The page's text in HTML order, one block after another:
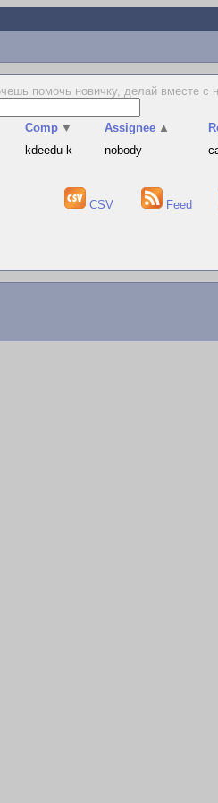
помочь новичку, делай вместе
Comp ▼ Assignee ▲
kdeedu-k nobody
CSV Feed